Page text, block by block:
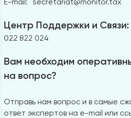
Центр Поддержки и Связи:
022 822 024
Вам необходим
на вопрос?
Отправь нам вопрос и в самые
ответ экспертов на e-mail или